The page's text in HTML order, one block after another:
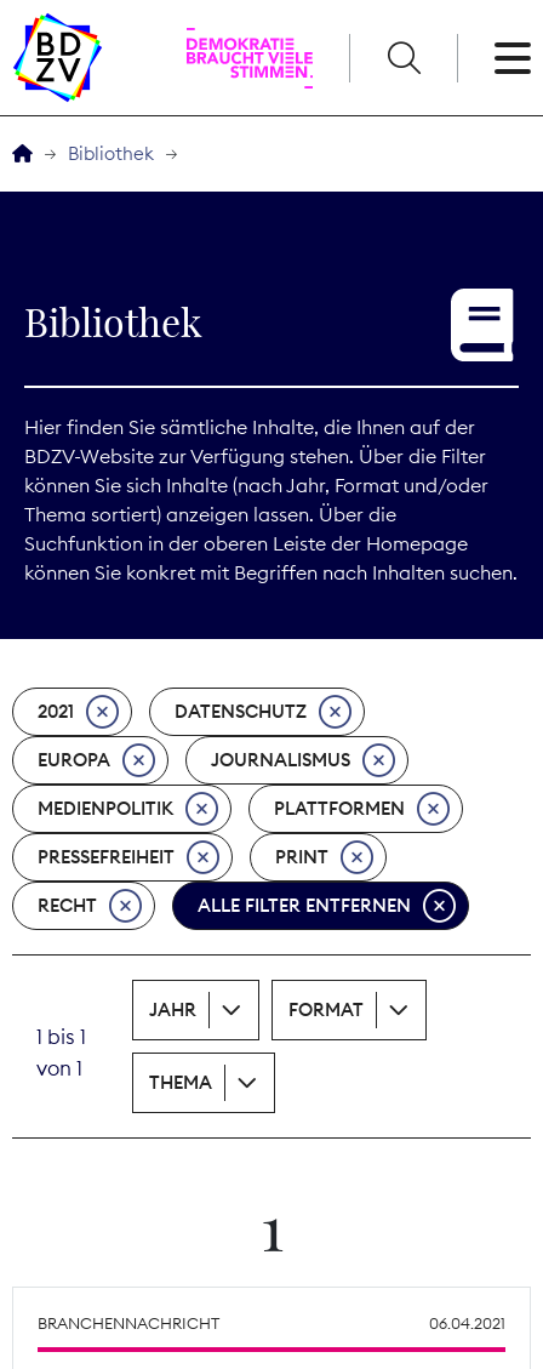
Service
Digitales
Kommunikation
Marktdaten
Nachhaltigkeit
Nachwuchs
Nova Award
Pressefreiheit
Print
Recht
Tarifpolitik
Theodor-Wolff-Preis
Mitgliederbereich
Bibliothek
Bibliothek
Hier finden Sie sämtliche Inhalte, die Ihnen auf der
BDZV-Website zur Verfügung stehen. Über die Filter
können Sie sich Inhalte (nach Jahr, Format und/oder
Thema sortiert) anzeigen lassen. Über die
Suchfunktion in der oberen Leiste der Homepage
können Sie konkret mit Begriffen nach Inhalten suchen.
2021 DATENSCHUTZ
EUROPA JOURNALISMUS
MEDIENPOLITIK PLATTFORMEN
PRESSEFREIHEIT PRINT
RECHT ALLE FILTER ENTFERNEN
1 bis 1
von 1
JAHR FORMAT
THEMA
1
BRANCHENNACHRICHT 06.04.2021